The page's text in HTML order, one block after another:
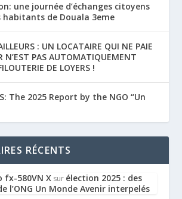
une journée d’échanges citoyens
habitants de Douala 3eme
: UN LOCATAIRE QUI NE PAIE
N’EST PAS AUTOMATIQUEMENT
DE LOYERS !
The 2025 Report by the NGO “Un
RÉCENTS
fx-580VN X sur élection 2025 : des
l’ONG Un Monde Avenir interpelés